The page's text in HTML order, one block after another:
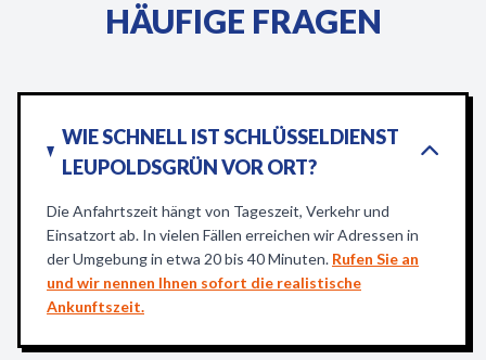
HÄUFIGE FRAGEN
WIE SCHNELL IST SCHLÜSSELDIENST
LEUPOLDSGRÜN VOR ORT?
Die Anfahrtszeit hängt von Tageszeit, Verkehr und
Einsatzort ab. In vielen Fällen erreichen wir Adressen in
der Umgebung in etwa 20 bis 40 Minuten. Rufen Sie an
und wir nennen Ihnen sofort die realistische
Ankunftszeit.